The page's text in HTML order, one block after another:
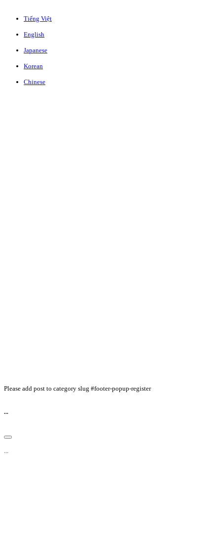
Tiếng Việt
English
Japanese
Korean
Chinese
Please add post to category slug #footer-popup-register
...